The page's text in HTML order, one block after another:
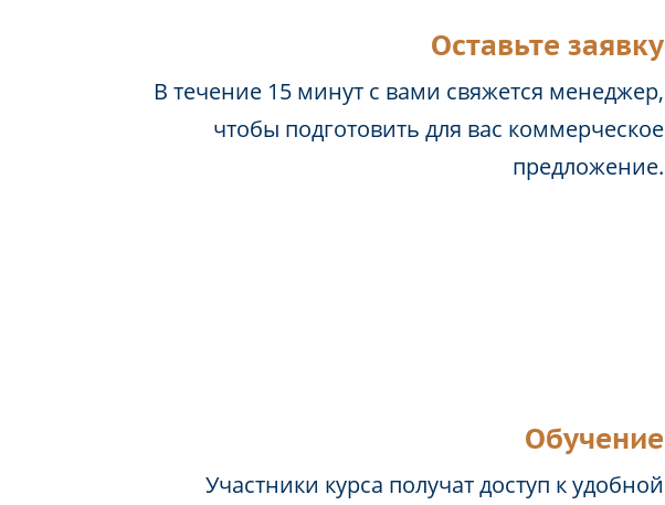
Оставьте заявку
В течение 15 минут с вами свяжется менеджер,
чтобы подготовить для вас коммерческое
предложение.
Обучение
Участники курса получат доступ к удобной